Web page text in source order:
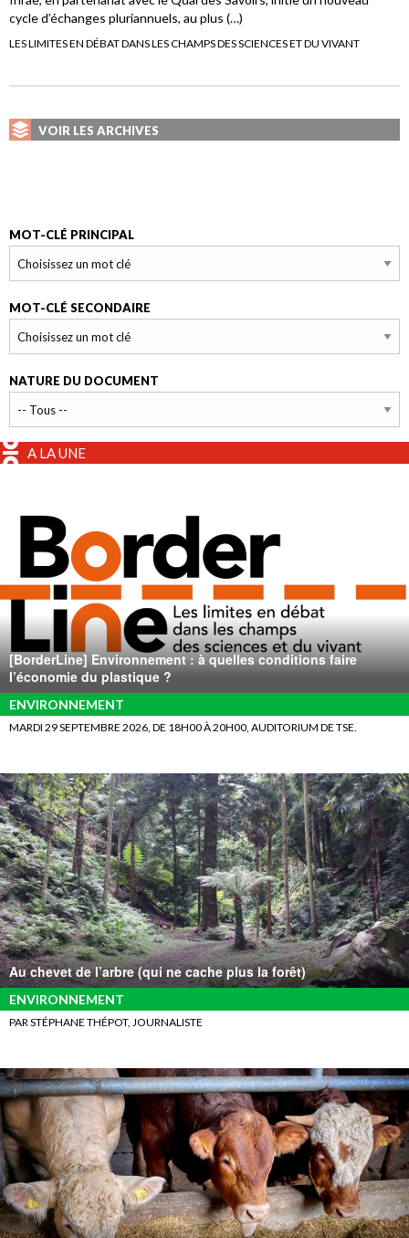
cycle d’échanges pluriannuels, au plus (…)
LES LIMITES EN DÉBAT DANS LES CHAMPS DES SCIENCES ET DU VIVANT
VOIR LES ARCHIVES
MOT-CLÉ PRINCIPAL
MOT-CLÉ SECONDAIRE
NATURE DU DOCUMENT
A LA UNE
[BorderLine] Environnement : à quelles conditions faire
l’économie du plastique ?
ENVIRONNEMENT
MARDI 29 SEPTEMBRE 2026, DE 18H00 À 20H00, AUDITORIUM DE TSE.
Au chevet de l’arbre (qui ne cache plus la forêt)
ENVIRONNEMENT
PAR STÉPHANE THÉPOT, JOURNALISTE